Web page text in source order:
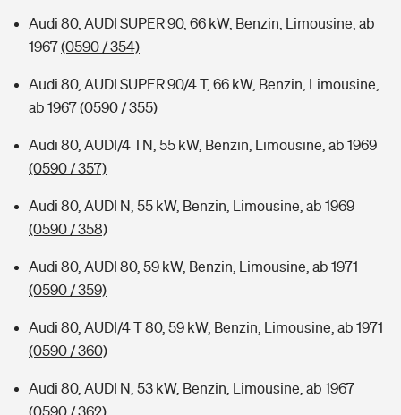
Audi 80, AUDI SUPER 90, 66 kW, Benzin, Limousine, ab
1967(0590 / 354)
Audi 80, AUDI SUPER 90/4 T, 66 kW, Benzin, Limousine,
ab 1967(0590 / 355)
Audi 80, AUDI/4 TN, 55 kW, Benzin, Limousine, ab 1969
(0590 / 357)
Audi 80, AUDI N, 55 kW, Benzin, Limousine, ab 1969
(0590 / 358)
Audi 80, AUDI 80, 59 kW, Benzin, Limousine, ab 1971
(0590 / 359)
Audi 80, AUDI/4 T 80, 59 kW, Benzin, Limousine, ab 1971
(0590 / 360)
Audi 80, AUDI N, 53 kW, Benzin, Limousine, ab 1967
(0590 / 362)